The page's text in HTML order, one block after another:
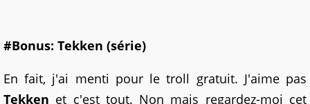
#Bonus: Tekken (série)
En fait, j'ai menti pour le troll gratuit. J'aime pas
Tekken et c'est tout. Non mais regardez-moi cet